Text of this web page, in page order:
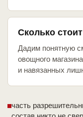
Сколько стоит
Дадим понятную
овощного
и навязанных
часть